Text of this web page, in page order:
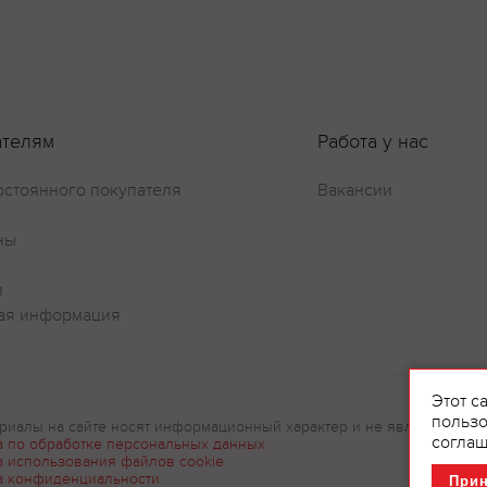
покупателя
информация
Работа у нас
Вакансии
на сайте носят информационный характер и не являются
по обработке персональных данных
использования файлов cookie
конфиденциальности
Этот